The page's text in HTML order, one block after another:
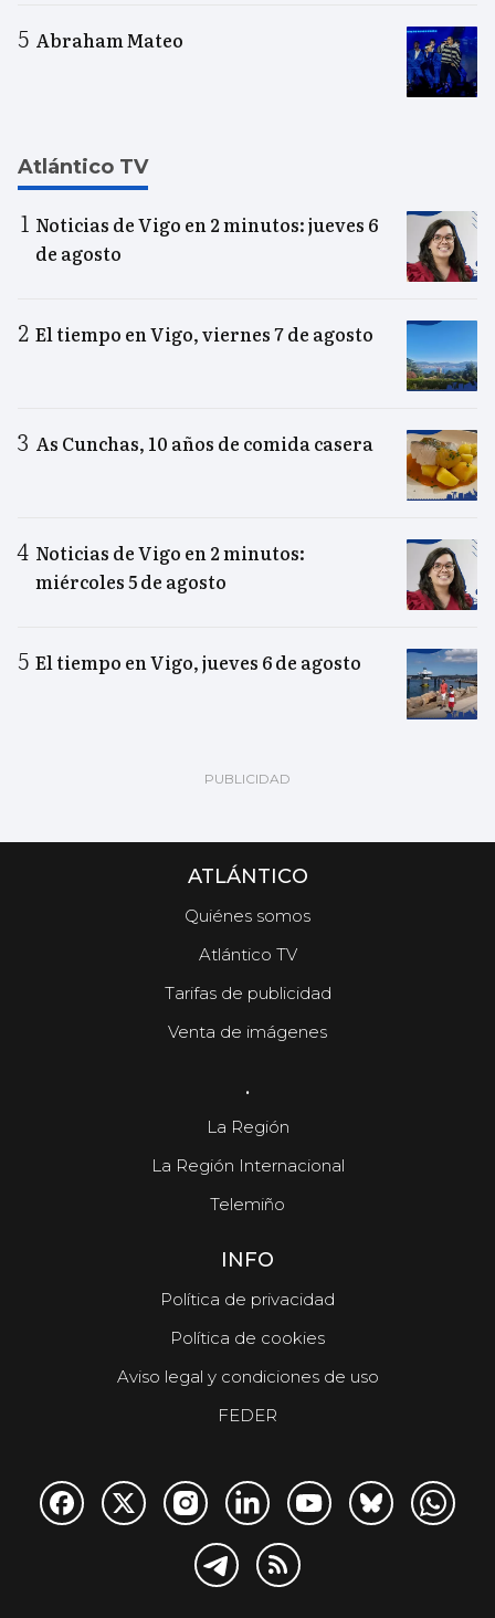
Abraham Mateo
Atlántico TV
Noticias de Vigo en 2 minutos: jueves 6
de agosto
El tiempo en Vigo, viernes 7 de agosto
As Cunchas, 10 años de comida casera
Noticias de Vigo en 2 minutos:
miércoles 5 de agosto
El tiempo en Vigo, jueves 6 de agosto
ATLÁNTICO
Quiénes somos
Atlántico TV
Tarifas de publicidad
Venta de imágenes
.
La Región
La Región Internacional
Telemiño
INFO
Política de privacidad
Política de cookies
Aviso legal y condiciones de uso
FEDER